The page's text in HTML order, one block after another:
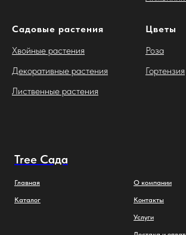
Садовые растения
Хвойные растения
Декоративные растения
Лиственные растения
Цветы
Роза
Гортензия
Tree Сада
Главная
Каталог
О компании
Контакты
Услуги